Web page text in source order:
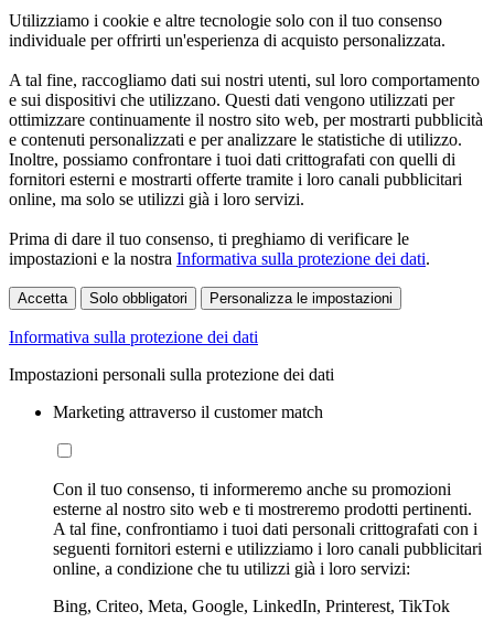
Utilizziamo i cookie e altre tecnologie solo con il tuo consenso
individuale per offrirti un'esperienza di acquisto personalizzata.
A tal fine, raccogliamo dati sui nostri utenti, sul loro comportamento
e sui dispositivi che utilizzano. Questi dati vengono utilizzati per
ottimizzare continuamente il nostro sito web, per mostrarti pubblicità
e contenuti personalizzati e per analizzare le statistiche di utilizzo.
Inoltre, possiamo confrontare i tuoi dati crittografati con quelli di
fornitori esterni e mostrarti offerte tramite i loro canali pubblicitari
online, ma solo se utilizzi già i loro servizi.
Prima di dare il tuo consenso, ti preghiamo di verificare le
impostazioni e la nostra Informativa sulla protezione dei dati.
Accetta Solo obbligatori Personalizza le impostazioni
Informativa sulla protezione dei dati
Impostazioni personali sulla protezione dei dati
Marketing attraverso il customer match
Con il tuo consenso, ti informeremo anche su promozioni
esterne al nostro sito web e ti mostreremo prodotti pertinenti.
A tal fine, confrontiamo i tuoi dati personali crittografati con i
seguenti fornitori esterni e utilizziamo i loro canali pubblicitari
online, a condizione che tu utilizzi già i loro servizi:
Bing, Criteo, Meta, Google, LinkedIn, Printerest, TikTok